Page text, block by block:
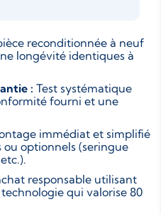
reconditionnée à neuf
longévité identiques à
: Test systématique
fourni et une
immédiat et simplifié
ou optionnels (seringue
responsable utilisant
qui valorise 80